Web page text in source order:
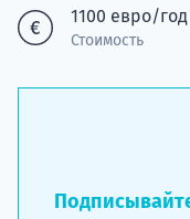
1100 евро/год
Стоимость